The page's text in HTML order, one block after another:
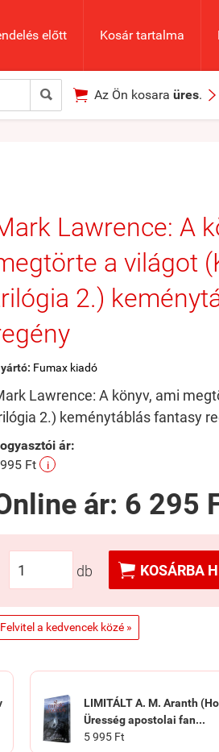
előtt Kosár tartalma
  Az Ön kosara üres. 
Lawrence: A
a világot
2.)
Fumax kiadó
Lawrence: A könyv, ami
2.) keménytáblás fantasy
ár:
Ft
i
ár: 6 295
db  KOSÁRBA
Felvitel a kedvencek közé »
LIMITÁLT A. M. Aranth
Üresség apostolai fan...
5 995 Ft